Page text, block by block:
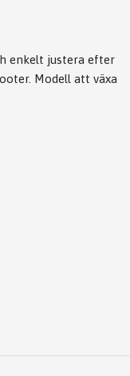
enkelt justera efter
Modell att växa